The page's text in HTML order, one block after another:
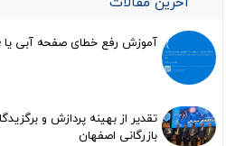
آموزش رفع خطای صفحه آبی یا Blue Page در ویندوز
تقدیر از بهینه پردازش و
بازرگانی اصفهان